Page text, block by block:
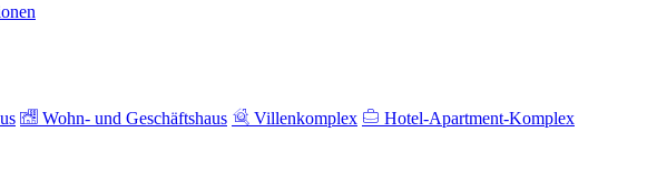
Wohn- und Geschäftshaus Villenkomplex Hotel-Apartment-Komplex